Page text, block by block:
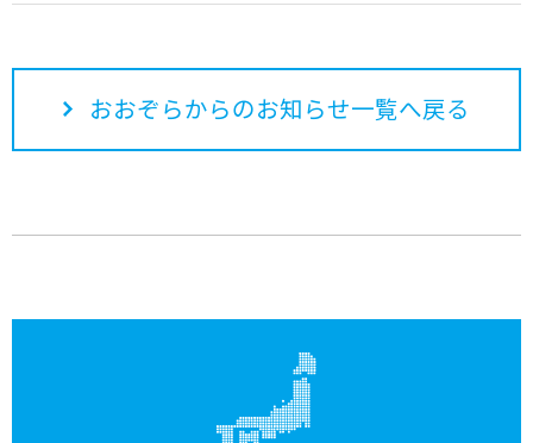
おおぞらからのお知らせ一覧へ戻る